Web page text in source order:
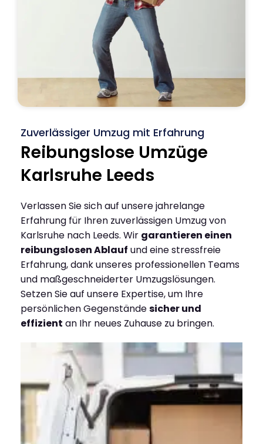
Zuverlässiger Umzug mit Erfahrung
Reibungslose Umzüge
Karlsruhe Leeds
Verlassen Sie sich auf unsere jahrelange
Erfahrung für Ihren zuverlässigen Umzug von
Karlsruhe nach Leeds. Wir garantieren einen
reibungslosen Ablauf und eine stressfreie
Erfahrung, dank unseres professionellen Teams
und maßgeschneiderter Umzugslösungen.
Setzen Sie auf unsere Expertise, um Ihre
persönlichen Gegenständesicher und
effizient an Ihr neues Zuhause zu bringen.